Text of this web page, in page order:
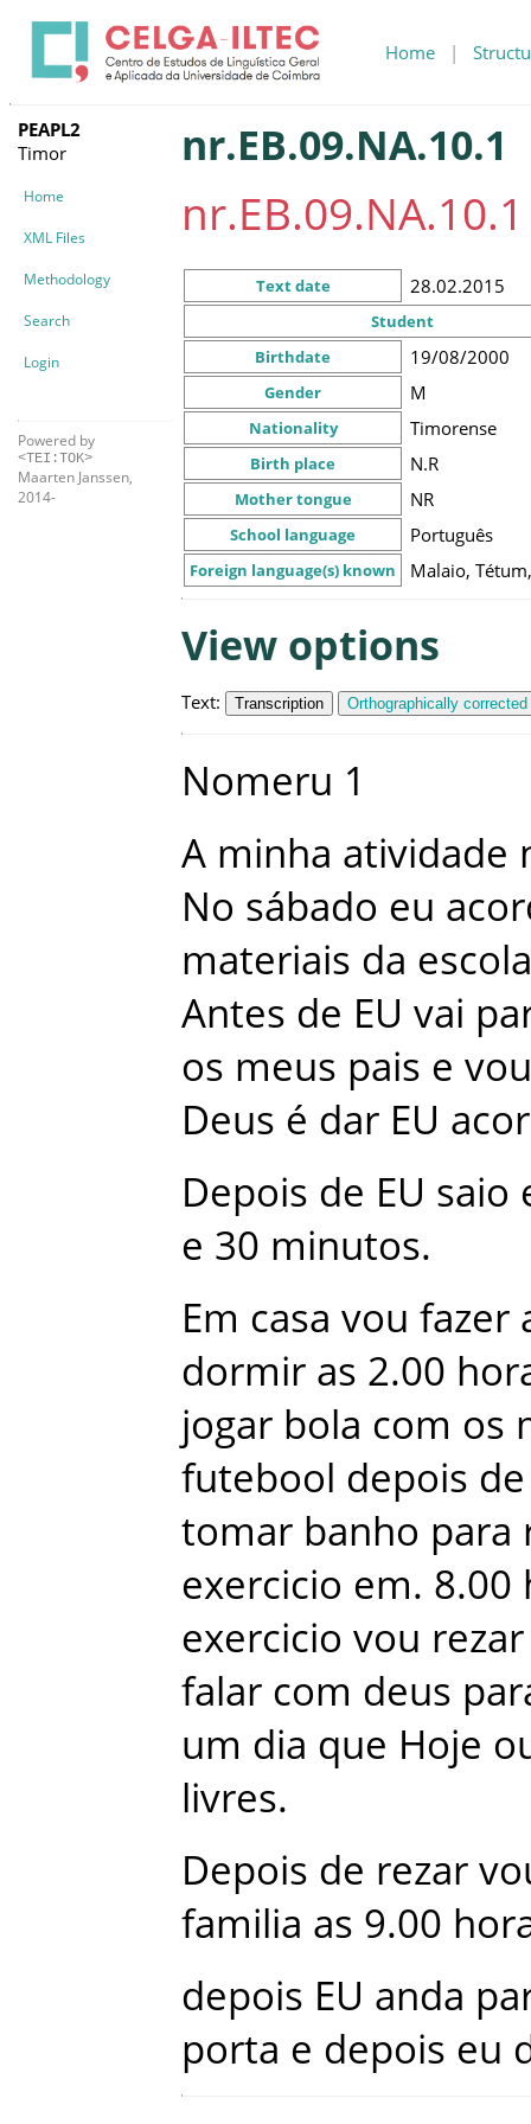
Home |
PEAPL2
Timor
Home
XML Files
Methodology
Search
Login
Powered by
<TEI:TOK>
Maarten Janssen,
2014-
nr.EB.09.NA.10.1
nr.EB.09.NA.10.1
Text date 28.02.2015
Student
Birthdate
19/08/2000
Gender M
Nationality Timorense
Birth place N.R
Mother tongue NR
School language Português
Foreign language(s) known Malaio,
View options
Text: Transcription Orthographically
Nomeru 1
A minha atividade
No sábado eu
materiais da escola
Antes de EU vai
os meus pais e vou
Deus é dar EU
Depois de EU saio
e 30 minutos.
Em casa vou fazer
dormir as 2.00
jogar bola com os
futebool depois de
tomar banho para
exercicio em. 8.00
exercicio vou rezar
falar com deus
um dia que Hoje
livres.
Depois de rezar
familia as 9.00
depois EU anda
porta e depois eu